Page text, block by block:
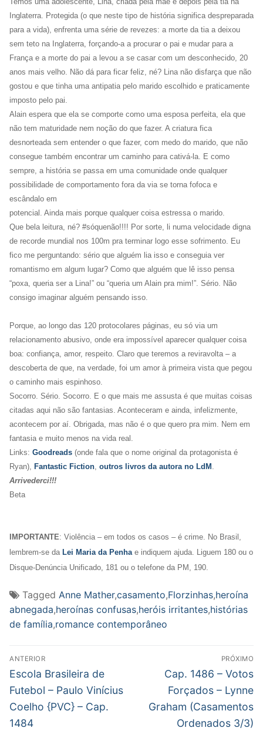
Inglaterra. Protegida (o que neste tipo de história significa despreparada
para a vida), enfrenta uma série de revezes: a morte da tia a deixou
sem teto na Inglaterra, forçando-a a procurar o pai e mudar para a
França e a morte do pai a levou a se casar com um desconhecido, 20
anos mais velho. Não dá para ficar feliz, né? Lina não disfarça que não
gostou e que tinha uma antipatia pelo marido escolhido e praticamente
imposto pelo pai.
Alain espera que ela se comporte como uma esposa perfeita, ela que
não tem maturidade nem noção do que fazer. A criatura fica
desnorteada sem entender o que fazer, com medo do marido, que não
consegue também encontrar um caminho para cativá-la. E como
sempre, a história se passa em uma comunidade onde qualquer
possibilidade de comportamento fora da via se torna fofoca e
escândalo em
potencial. Ainda mais porque qualquer coisa estressa o marido.
Que bela leitura, né? #sóquenão!!!! Por sorte, li numa velocidade digna
de recorde mundial nos 100m pra terminar logo esse sofrimento. Eu
fico me perguntando: sério que alguém lia isso e conseguia ver
romantismo em algum lugar? Como que alguém que lê isso pensa
“poxa, queria ser a Lina!” ou “queria um Alain pra mim!”. Sério. Não
consigo imaginar alguém pensando isso.
Porque, ao longo das 120 protocolares páginas, eu só via um
relacionamento abusivo, onde era impossível aparecer qualquer coisa
boa: confiança, amor, respeito. Claro que teremos a reviravolta – a
descoberta de que, na verdade, foi um amor à primeira vista que pegou
o caminho mais espinhoso.
Socorro. Sério. Socorro. E o que mais me assusta é que muitas coisas
citadas aqui não são fantasias. Aconteceram e ainda, infelizmente,
acontecem por aí. Obrigada, mas não é o que quero pra mim. Nem em
fantasia e muito menos na vida real.
Links: Goodreads (onde fala que o nome original da protagonista é
Ryan), Fantastic Fiction outros livros da autora no LdM
Arrivederci!!!
Beta
IMPORTANTE: Violência – em todos os casos – é crime. No Brasil,
lembrem-se da Lei Maria da Penha e indiquem ajuda. Liguem 180 ou o
Disque-Denúncia Unificado, 181 ou o telefone da PM, 190.
Tagged Anne Mather,casamento,Florzinhas,heroína
abnegada,heroínas confusas,heróis irritantes,histórias
de família,romance contemporâneo
Navegação
de
Post
ANTERIOR
Post
anterior:
Escola Brasileira de
Futebol – Paulo Vinícius
Coelho {PVC} – Cap.
1484
PRÓXIMO
Próximo
post:
Cap. 1486 – Votos
Forçados – Lynne
Graham (Casamentos
Ordenados 3/3)